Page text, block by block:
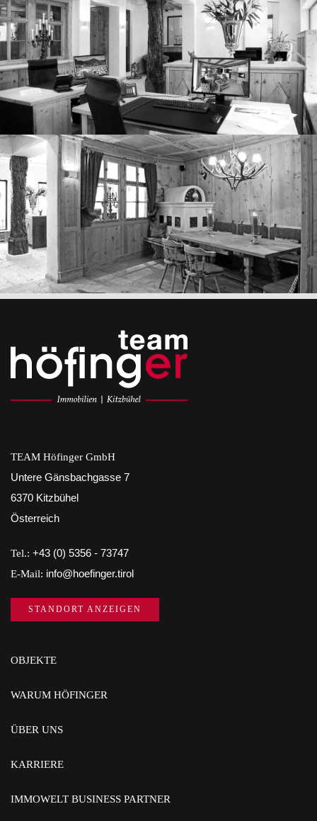
TEAM Höfinger GmbH
Untere Gänsbachgasse 7
6370 Kitzbühel
Österreich
Tel.: +43 (0) 5356 - 73747
E-Mail: info@hoefinger.tirol
STANDORT ANZEIGEN
OBJEKTE
WARUM HÖFINGER
ÜBER UNS
KARRIERE
IMMOWELT BUSINESS PARTNER